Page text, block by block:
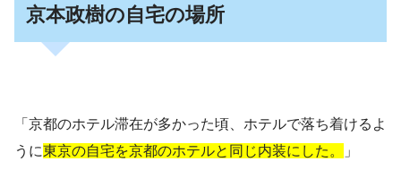
京本政樹の自宅の場所
「京都のホテル滞在が多かった頃、ホテルで落ち着けるよ
うに東京の自宅を京都のホテルと同じ内装にした。 」